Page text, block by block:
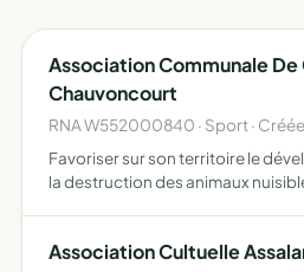
Association Communale De
Chauvoncourt
RNA W552000840 · Sport ·
Favoriser sur son territoire le
la destruction des animaux
Association Cultuelle